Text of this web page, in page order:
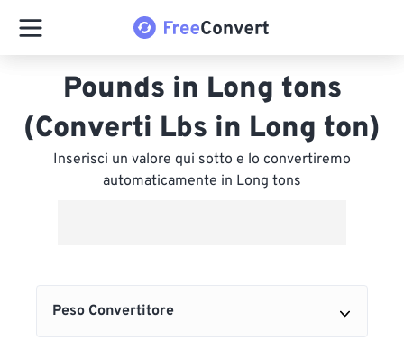
Pounds in Long tons
(Converti Lbs in Long ton)
Inserisci un valore qui sotto e lo convertiremo
automaticamente in Long tons